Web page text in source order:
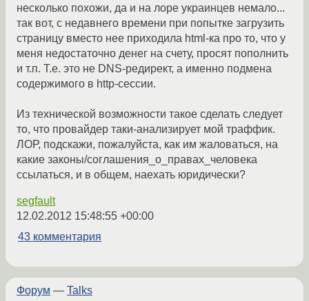
несколько похожи, да и на лоре украинцев немало...
так вот, с недавнего времени при попытке загрузить
страницу вместо нее приходила html-ка про то, что у
меня недостаточно денег на счету, просят пополнить
и т.п. Т.е. это не DNS-редирект, а именно подмена
содержимого в http-сессии.
Из технической возможности такое сделать следует
то, что провайдер таки-анализирует мой траффик.
ЛОР, подскажи, пожалуйста, как им жаловаться, на
какие законы/соглашения_о_правах_человека
ссылаться, и в общем, наехать юридически?
segfault
12.02.2012 15:48:55 +00:00
43 комментария
Форум — Talks